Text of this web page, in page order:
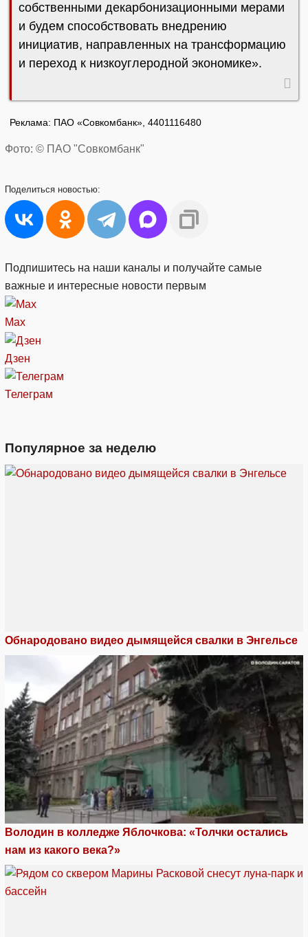
собственными декарбонизационными мерами
и будем способствовать внедрению
инициатив, направленных на трансформацию
и переход к низкоуглеродной экономике».
Реклама: ПАО «Совкомбанк», 4401116480
Фото: © ПАО "Совкомбанк"
Поделиться новостью:
Подпишитесь на наши каналы и получайте самые
важные и интересные новости первым
Max
Дзен
Телеграм
Популярное за неделю
Обнародовано видео дымящейся свалки в Энгельсе
Володин в колледже Яблочкова: «Толчки остались
нам из какого века?»